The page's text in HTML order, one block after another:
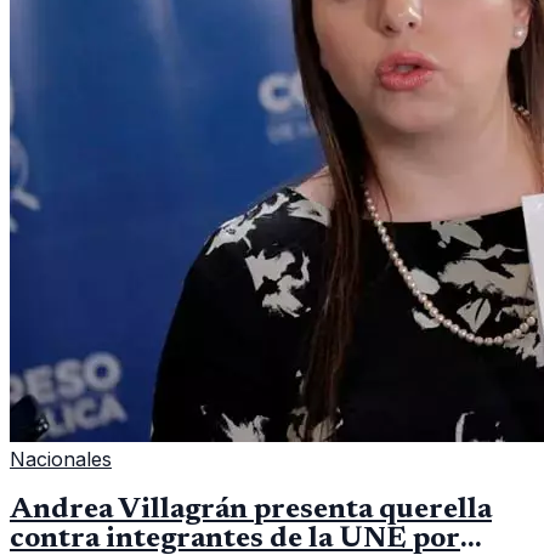
Nacionales
Andrea Villagrán presenta querella
contra integrantes de la UNE por